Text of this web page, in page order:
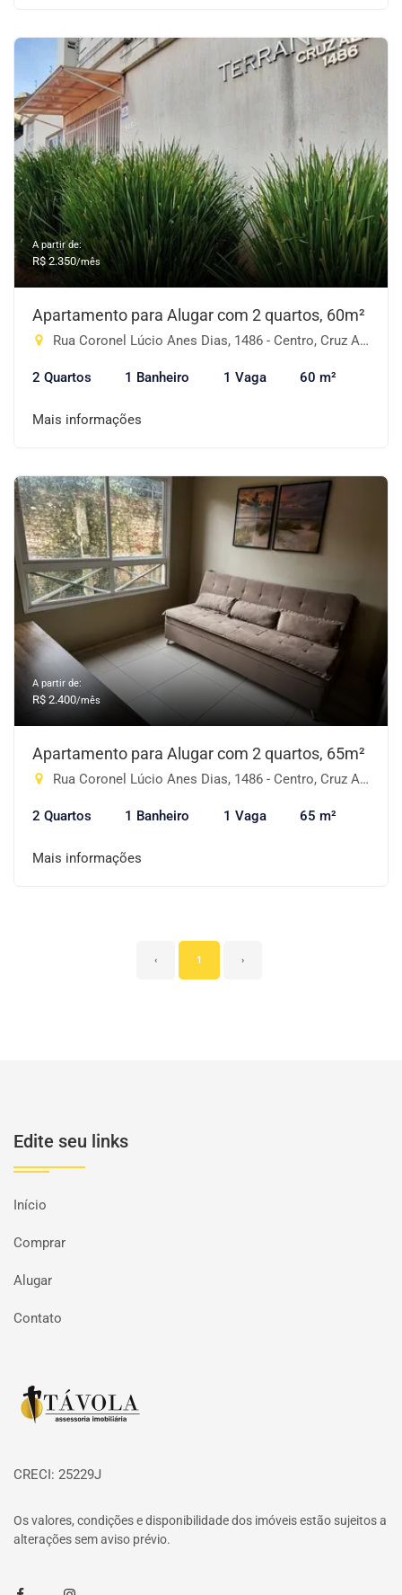
A partir de:
R$ 2.350/mês
Apartamento para Alugar com 2 quartos, 60m²
Rua Coronel Lúcio Anes Dias, 1486 - Centro, Cruz Alta-RS
2 Quartos 1 Banheiro 1 Vaga 60 m²
Mais informações
A partir de:
R$ 2.400/mês
Apartamento para Alugar com 2 quartos, 65m²
Rua Coronel Lúcio Anes Dias, 1486 - Centro, Cruz Alta-RS
2 Quartos 1 Banheiro 1 Vaga 65 m²
Mais informações
‹ 1 ›
Edite seu links
Início
Comprar
Alugar
Contato
Página inicial
CRECI: 25229J
Os valores, condições e disponibilidade dos imóveis estão sujeitos a
alterações sem aviso prévio.